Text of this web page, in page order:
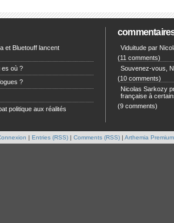
et Bluetouff lancent
es où ?
?
politique aux réalités
Viduitude par
(11 comments)
Souvenez-vous,
(10 comments)
Nicolas Sarkozy
française à
(9 comments)
| Entries (RSS) | Comments (RSS) | Arthemia Premium